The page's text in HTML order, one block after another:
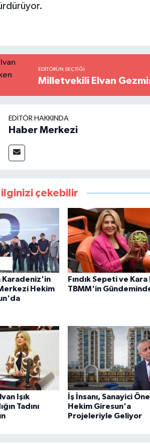
EDITÖRÜN SEÇTIĞI
Milletvekili Elvan
EDITÖR HAKKINDA
Haber Merkezi
ilginizi çekebilir
Karadeniz'in
Hekim
Fındık Sepeti ve
TBMM'in
Işık
Tadını
İş İnsanı, Sanayici
Hekim Giresun'a
Projeleriyle Geliyor